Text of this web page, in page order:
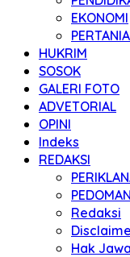
EKONOMI
HUKRIM
SOSOK
GALERI FOTO
ADVETORIAL
OPINI
Indeks
REDAKSI
Redaksi
Hak